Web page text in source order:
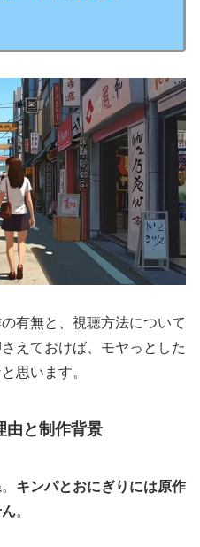
有無と、視聴方法について
えておけば、モヤっとした
思います。
由と制作背景
キンパとおにぎりには原作
。